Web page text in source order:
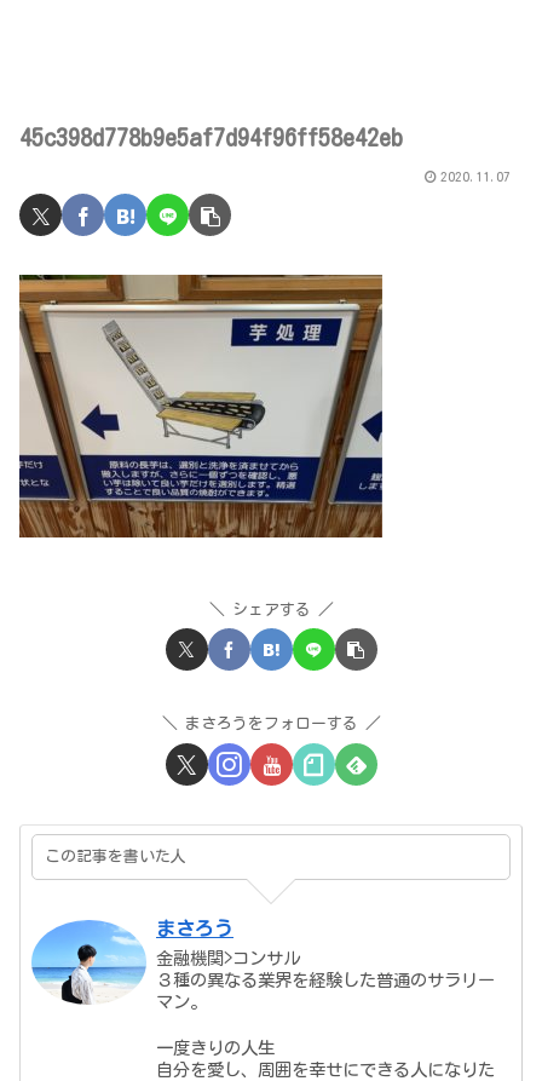
45c398d778b9e5af7d94f96ff58e42eb
2020.11.07
シェアする
まさろうをフォローする
この記事を書いた人
まさろう
金融機関>コンサル
３種の異なる業界を経験した普通のサラリー
マン。
一度きりの人生
自分を愛し、周囲を幸せにできる人になりた